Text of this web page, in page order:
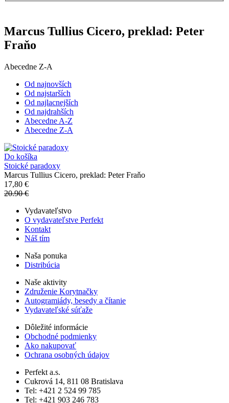
Marcus Tullius Cicero, preklad: Peter
Fraňo
Abecedne Z-A
Od najnovších
Od najstarších
Od najlacnejších
Od najdrahších
Abecedne A-Z
Abecedne Z-A
Do košíka
Stoické paradoxy
Marcus Tullius Cicero, preklad: Peter Fraňo
17,80 €
20.90 €
Vydavateľstvo
O vydavateľstve Perfekt
Kontakt
Náš tím
Naša ponuka
Distribúcia
Naše aktivity
Združenie Korytnačky
Autogramiády, besedy a čítanie
Vydavateľské súťaže
Dôležité informácie
Obchodné podmienky
Ako nakupovať
Ochrana osobných údajov
Perfekt a.s.
Cukrová 14, 811 08 Bratislava
Tel: +421 2 524 99 785
Tel: +421 903 246 783